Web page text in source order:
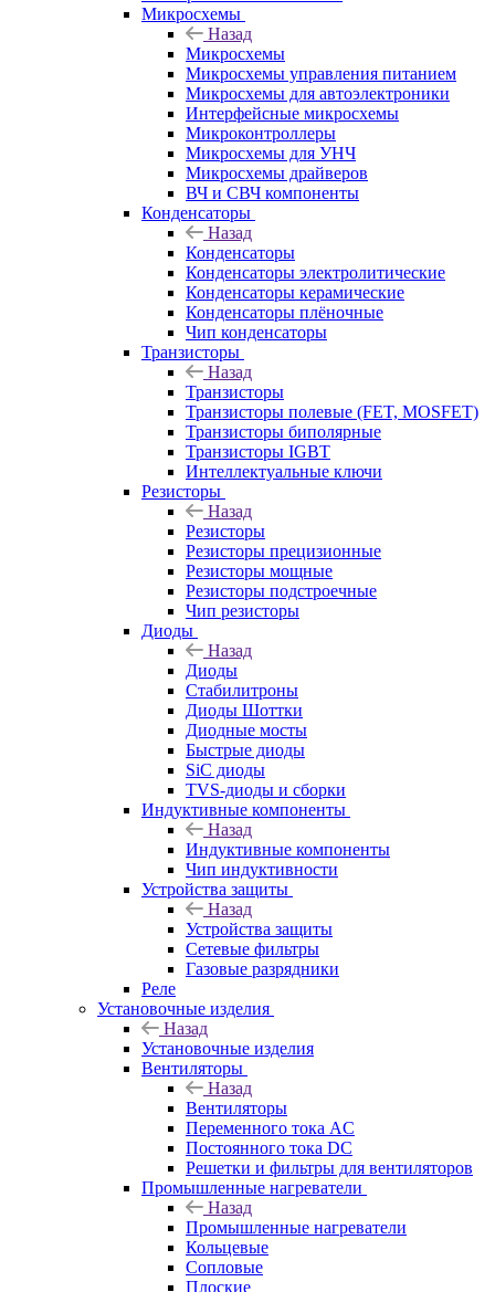
Микросхемы
Назад
Микросхемы
Микросхемы управления питанием
Микросхемы для автоэлектроники
Интерфейсные микросхемы
Микроконтроллеры
Микросхемы для УНЧ
Микросхемы драйверов
ВЧ и СВЧ компоненты
Конденсаторы
Назад
Конденсаторы
Конденсаторы электролитические
Конденсаторы керамические
Конденсаторы плёночные
Чип конденсаторы
Транзисторы
Назад
Транзисторы
Транзисторы полевые (FET, MOSFET)
Транзисторы биполярные
Транзисторы IGBT
Интеллектуальные ключи
Резисторы
Назад
Резисторы
Резисторы прецизионные
Резисторы мощные
Резисторы подстроечные
Чип резисторы
Диоды
Назад
Диоды
Стабилитроны
Диоды Шоттки
Диодные мосты
Быстрые диоды
SiC диоды
TVS-диоды и сборки
Индуктивные компоненты
Назад
Индуктивные компоненты
Чип индуктивности
Устройства защиты
Назад
Устройства защиты
Сетевые фильтры
Газовые разрядники
Реле
Установочные изделия
Назад
Установочные изделия
Вентиляторы
Назад
Вентиляторы
Переменного тока AC
Постоянного тока DC
Решетки и фильтры для вентиляторов
Промышленные нагреватели
Назад
Промышленные нагреватели
Кольцевые
Сопловые
Плоские